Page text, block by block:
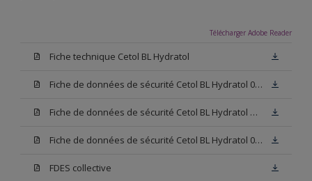
Télécharger Adobe Reader
Fiche technique Cetol BL Hydratol
Fiche de données de sécurité Cetol BL Hydratol 006
Fiche de données de sécurité Cetol BL Hydratol Base TU
Fiche de données de sécurité Cetol BL Hydratol 009
FDES collective